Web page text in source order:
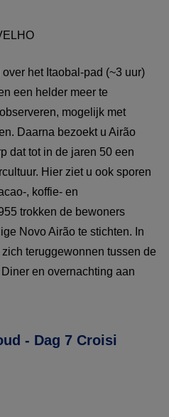
het Itaobal-pad (~3 uur)
een helder meer te
mogelijk met
Daarna bezoekt u Airão
dat tot in de jaren 50 een
Hier ziet u ook sporen
, koffie- en
trokken de bewoners
Novo Airão te stichten. In
teruggewonnen tussen de
en overnachting aan
- Dag 7 Croisi